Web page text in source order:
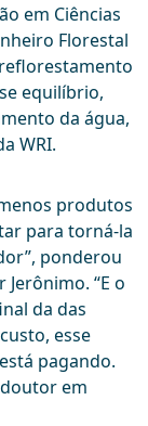
em Ciências
Florestal
equilíbrio,
da água,
WRI.
produtos
para torná-la
ponderou
“E o
da das
esse
pagando.
em